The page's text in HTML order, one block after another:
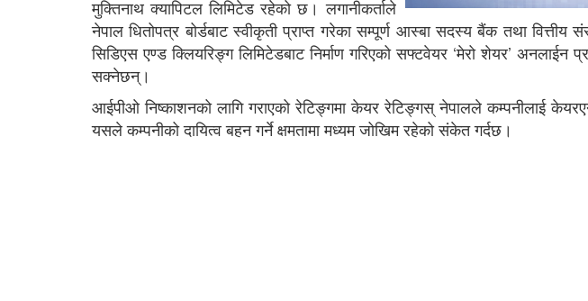
मुक्तिनाथ क्यापिटल लिमिटेड रहेको छ। लगानीकर्ताले
नेपाल धितोपत्र बोर्डबाट स्वीकृती प्राप्त गरेका सम्पूर्ण आस्बा सदस्य बैंक तथा वित्तीय
सिडिएस एण्ड क्लियरिङ्ग लिमिटेडबाट निर्माण गरिएको सफ्टवेयर ‘मेरो शेयर’ अनलाईन
सक्नेछन्।
आईपीओ निष्काशनको लागि गराएको रेटिङ्गमा केयर रेटिङ्गस् नेपालले कम्पनीलाई
यसले कम्पनीको दायित्व बहन गर्ने क्षमतामा मध्यम जोखिम रहेको संकेत गर्दछ।